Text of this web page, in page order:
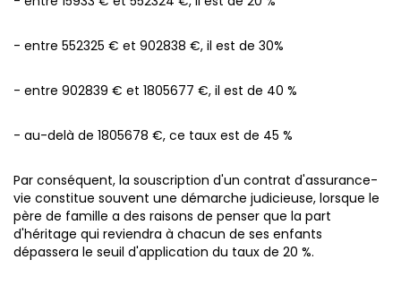
- entre 552325 € et 902838 €, il est de 30%
- entre 902839 € et 1805677 €, il est de 40 %
- au-delà de 1805678 €, ce taux est de 45 %
Par conséquent, la souscription d'un contrat d'assurance-
vie constitue souvent une démarche judicieuse, lorsque le
père de famille a des raisons de penser que la part
d'héritage qui reviendra à chacun de ses enfants
dépassera le seuil d'application du taux de 20 %.